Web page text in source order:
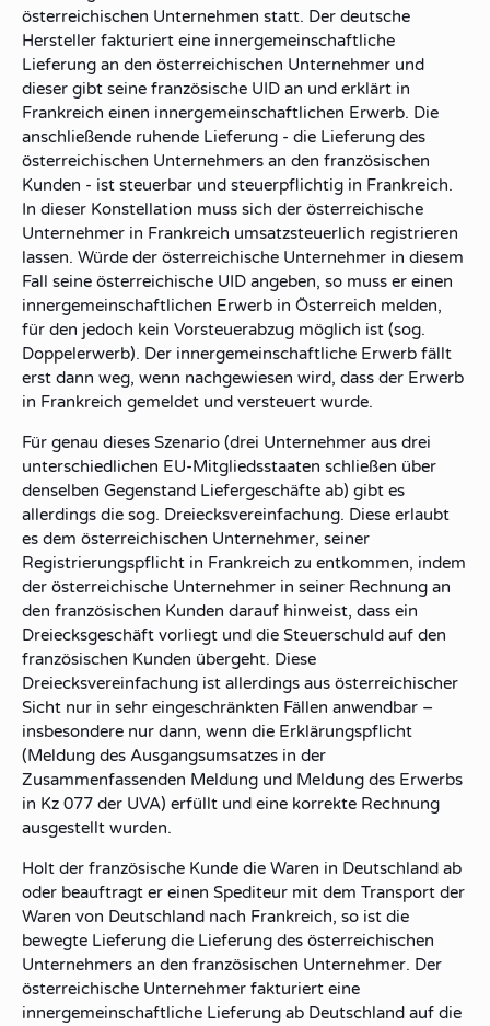
österreichischen Unternehmen statt. Der deutsche
Hersteller fakturiert eine innergemeinschaftliche
Lieferung an den österreichischen Unternehmer und
dieser gibt seine französische UID an und erklärt in
Frankreich einen innergemeinschaftlichen Erwerb. Die
anschließende ruhende Lieferung - die Lieferung des
österreichischen Unternehmers an den französischen
Kunden - ist steuerbar und steuerpflichtig in Frankreich.
In dieser Konstellation muss sich der österreichische
Unternehmer in Frankreich umsatzsteuerlich registrieren
lassen. Würde der österreichische Unternehmer in diesem
Fall seine österreichische UID angeben, so muss er einen
innergemeinschaftlichen Erwerb in Österreich melden,
für den jedoch kein Vorsteuerabzug möglich ist (sog.
Doppelerwerb). Der innergemeinschaftliche Erwerb fällt
erst dann weg, wenn nachgewiesen wird, dass der Erwerb
in Frankreich gemeldet und versteuert wurde.
Für genau dieses Szenario (drei Unternehmer aus drei
unterschiedlichen EU-Mitgliedsstaaten schließen über
denselben Gegenstand Liefergeschäfte ab) gibt es
allerdings die sog. Dreiecksvereinfachung. Diese erlaubt
es dem österreichischen Unternehmer, seiner
Registrierungspflicht in Frankreich zu entkommen, indem
der österreichische Unternehmer in seiner Rechnung an
den französischen Kunden darauf hinweist, dass ein
Dreiecksgeschäft vorliegt und die Steuerschuld auf den
französischen Kunden übergeht. Diese
Dreiecksvereinfachung ist allerdings aus österreichischer
Sicht nur in sehr eingeschränkten Fällen anwendbar –
insbesondere nur dann, wenn die Erklärungspflicht
(Meldung des Ausgangsumsatzes in der
Zusammenfassenden Meldung und Meldung des Erwerbs
in Kz 077 der UVA) erfüllt und eine korrekte Rechnung
ausgestellt wurden.
Holt der französische Kunde die Waren in Deutschland ab
oder beauftragt er einen Spediteur mit dem Transport der
Waren von Deutschland nach Frankreich, so ist die
bewegte Lieferung die Lieferung des österreichischen
Unternehmers an den französischen Unternehmer. Der
österreichische Unternehmer fakturiert eine
innergemeinschaftliche Lieferung ab Deutschland auf die